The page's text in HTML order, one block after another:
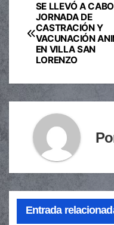
de
entradas
SE LLEVÓ A
JORNADA DE
CASTRACIÓN Y
VACUNACIÓN
EN VILLA SAN
LORENZO
Entrada